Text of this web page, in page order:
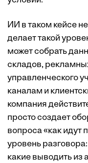
ИИ в таком кейсе
делает такой
может собрать
складов,
управленческого
каналам и
компания
просто создает
вопроса «как идут
уровень
какие выводить из